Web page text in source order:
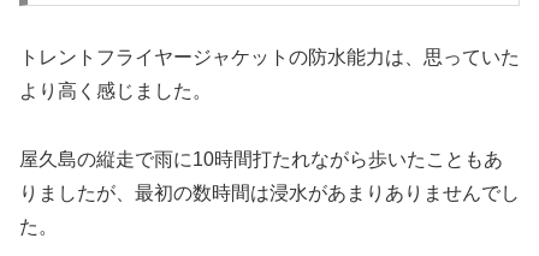
トレントフライヤージャケットの防水能力は、思っていた
より高く感じました。
屋久島の縦走で雨に10時間打たれながら歩いたこともあ
りましたが、最初の数時間は浸水があまりありませんでし
た。